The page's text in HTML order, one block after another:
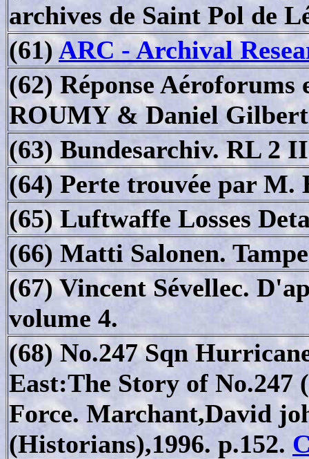
archives de Saint Pol de
(61)ARC - Archival
(62) Réponse
ROUMY & Daniel
(63) Bundesarchiv. RL 2
(64) Perte trouvée par M.
(65) Luftwaffe Losses
(66) Matti Salonen.
(67) Vincent Sévellec.
volume 4.
(68) No.247 Sqn
East:The Story of
Force. Marchant,David
(Historians),1996. p.152.